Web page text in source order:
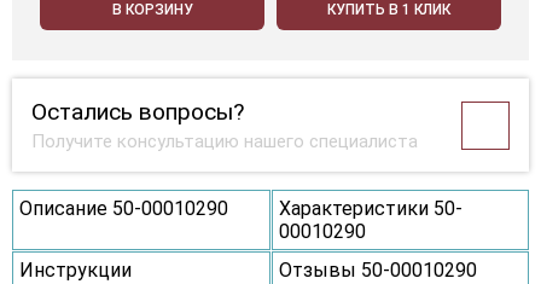
В КОРЗИНУ КУПИТЬ В 1 КЛИК
Остались вопросы?
Получите консультацию нашего специалиста
Описание 50-00010290
Характеристики 50-
00010290
Инструкции
Отзывы 50-00010290